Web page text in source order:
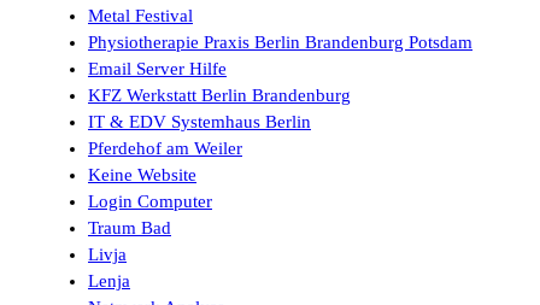
Metal Festival
Physiotherapie Praxis Berlin Brandenburg Potsdam
Email Server Hilfe
KFZ Werkstatt Berlin Brandenburg
IT & EDV Systemhaus Berlin
Pferdehof am Weiler
Keine Website
Login Computer
Traum Bad
Livja
Lenja